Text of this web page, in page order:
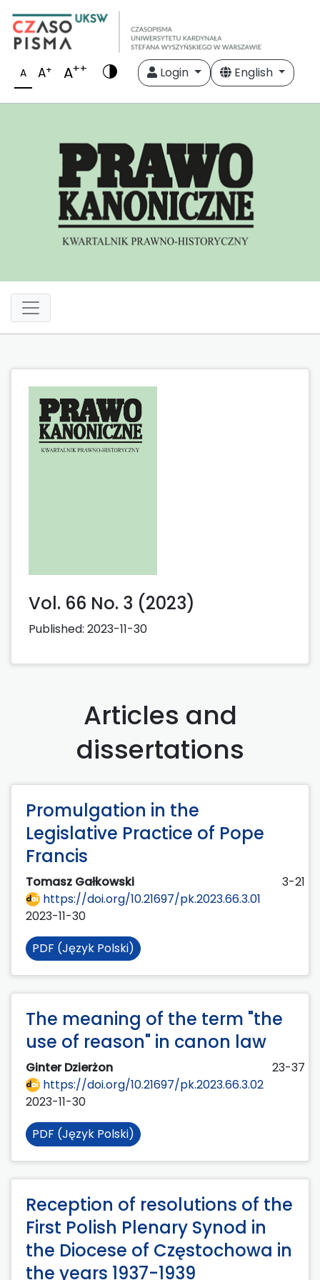
A A+ A++ Login English
Vol. 66 No. 3 (2023)
Published: 2023-11-30
Articles and
dissertations
Promulgation in the
Legislative Practice of Pope
Francis
Tomasz Gałkowski
3-21
https://doi.org/10.21697/pk.2023.66.3.01
2023-11-30
PDF (Język Polski)
The meaning of the term "the
use of reason" in canon law
Ginter Dzierżon
23-37
https://doi.org/10.21697/pk.2023.66.3.02
2023-11-30
PDF (Język Polski)
Reception of resolutions of the
First Polish Plenary Synod in
the Diocese of Częstochowa in
the years 1937-1939